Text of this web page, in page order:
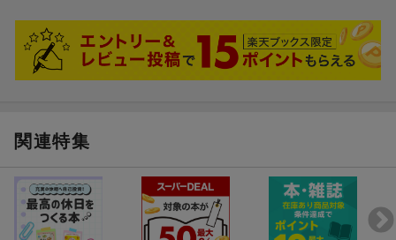
関連特集